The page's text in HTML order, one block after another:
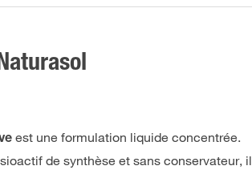
est une formulation liquide concentrée.
de synthèse et sans conservateur, il